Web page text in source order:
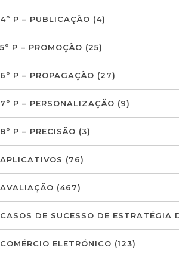
4º P – PUBLICAÇÃO (4)
5º P – PROMOÇÃO (25)
6º P – PROPAGAÇÃO (27)
7º P – PERSONALIZAÇÃO (9)
8º P – PRECISÃO (3)
APLICATIVOS (76)
AVALIAÇÃO (467)
CASOS DE SUCESSO DE ESTRATÉGIA
COMÉRCIO ELETRÓNICO (123)